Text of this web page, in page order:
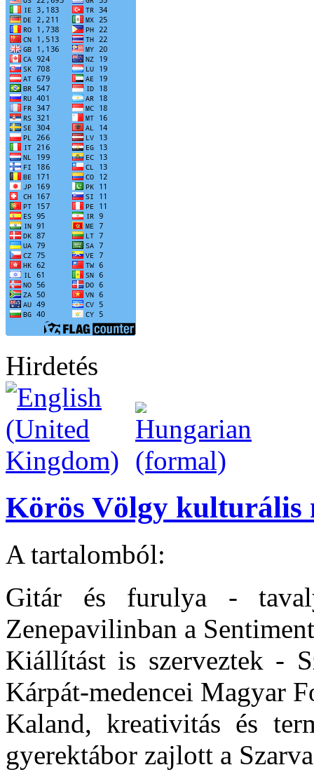
Hirdetés
Körös Völgy kulturális
A tartalomból:
Gitár és furulya -
Zenepavilinban a
Kiállítást is szerveztek -
Kárpát-medencei Magyar
Kaland, kreativitás és
gyerektábor zajlott a